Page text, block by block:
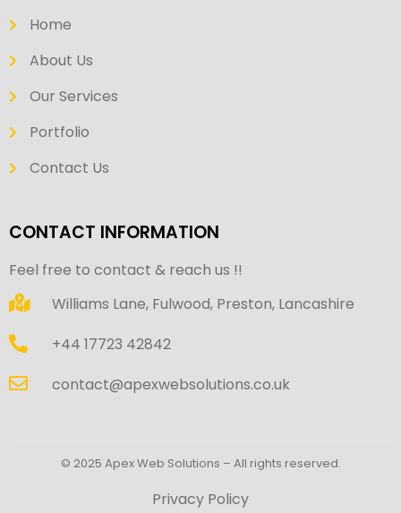
Home
About Us
Our Services
Portfolio
Contact Us
CONTACT INFORMATION
Feel free to contact & reach us !!
Williams Lane, Fulwood, Preston, Lancashire
+44 17723 42842
contact@apexwebsolutions.co.uk
© 2025 Apex Web Solutions – All rights reserved.
Privacy Policy